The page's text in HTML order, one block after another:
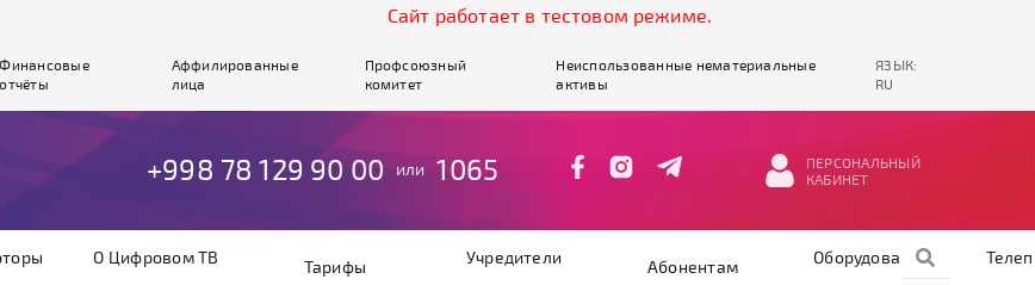
Cайт работает в тестовом режиме.
Финансовые
отчёты
Аффилированные
лица
Профсоюзный
комитет
Неиспользованные нематериальные
активы
ЯЗЫК:
RU
+998 78 129 90 00 или 1065
ПЕРСОНАЛЬНЫЙ
КАБИНЕТ
О Цифровом ТВ Тарифы Учредители Абонентам Оборудование